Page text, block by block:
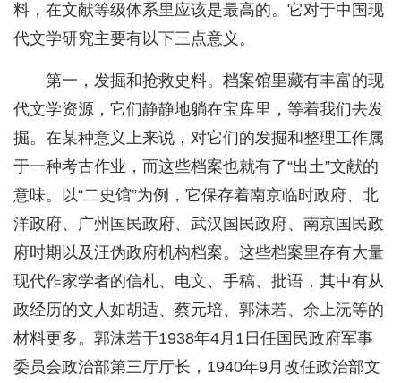
料，在文献等级体系里应该是最高的。它对于中国现
代文学研究主要有以下三点意义。
第一，发掘和抢救史料。档案馆里藏有丰富的现
代文学资源，它们静静地躺在宝库里，等着我们去发
掘。在某种意义上来说，对它们的发掘和整理工作属
于一种考古作业，而这些档案也就有了“出土”文献的
意味。以“二史馆”为例，它保存着南京临时政府、北
洋政府、广州国民政府、武汉国民政府、南京国民政
府时期以及汪伪政府机构档案。这些档案里存有大量
现代作家学者的信札、电文、手稿、批语，其中有从
政经历的文人如胡适、蔡元培、郭沫若、余上沅等的
材料更多。郭沫若于1938年4月1日任国民政府军事
委员会政治部第三厅厅长，1940年9月改任政治部文